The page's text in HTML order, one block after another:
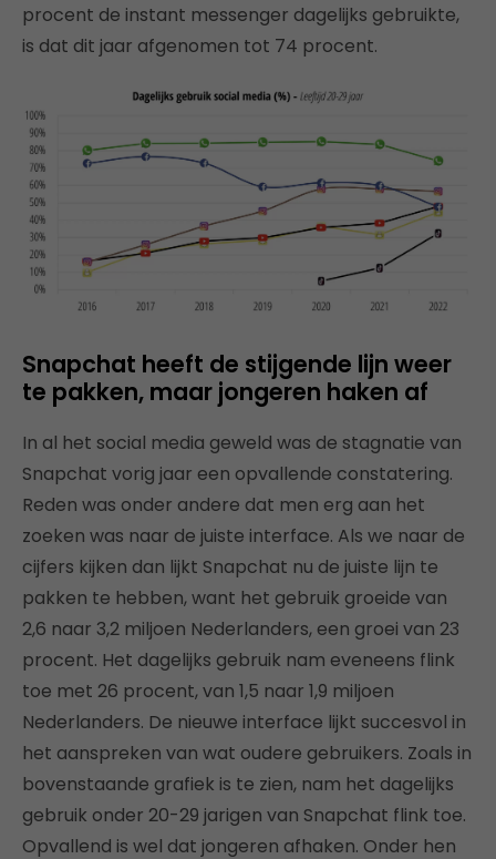
procent de instant messenger dagelijks gebruikte,
is dat dit jaar afgenomen tot 74 procent.
Snapchat heeft de stijgende lijn weer
te pakken, maar jongeren haken af
In al het social media geweld was de stagnatie van
Snapchat vorig jaar een opvallende constatering.
Reden was onder andere dat men erg aan het
zoeken was naar de juiste interface. Als we naar de
cijfers kijken dan lijkt Snapchat nu de juiste lijn te
pakken te hebben, want het gebruik groeide van
2,6 naar 3,2 miljoen Nederlanders, een groei van 23
procent. Het dagelijks gebruik nam eveneens flink
toe met 26 procent, van 1,5 naar 1,9 miljoen
Nederlanders. De nieuwe interface lijkt succesvol in
het aanspreken van wat oudere gebruikers. Zoals in
bovenstaande grafiek is te zien, nam het dagelijks
gebruik onder 20-29 jarigen van Snapchat flink toe.
Opvallend is wel dat jongeren afhaken. Onder hen